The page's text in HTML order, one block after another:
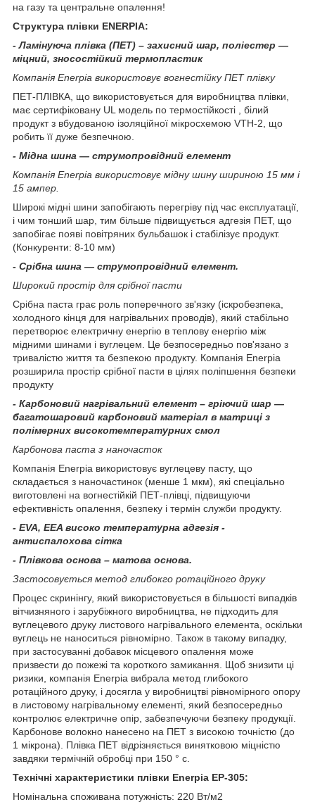
на газу та центральне опалення!
Структура плівки ENERPIA:
-Ламінуюча плівка (ПЕТ) – захисний шар, поліестер ―
міцний, зносостійкий термопластик
Компанія Enerpia використовує вогнестійкуПЕТ плівку
ПЕТ-ПЛІВКА, що використовується для виробництва плівки,
має сертифіковану UL модель по термостійкості , білий
продукт з вбудованою ізоляційної мікросхемою VTH-2, що
робить її дуже безпечною.
- Мідна шина ― струмопровідний елемент
Компанія Enerpia використовує мідну шину шириною 15 мм і
15 ампер.
Широкі мідні шини запобігають перегріву під час експлуатації,
і чим тонший шар, тим більше підвищується адгезія ПЕТ, що
запобігає появі повітряних бульбашок і стабілізує продукт.
(Конкуренти: 8-10 мм)
- Срібна шина ― струмопровідний елемент.
Широкий простір для срібної пасти
Срібна паста грає роль поперечного зв'язку (іскробезпека,
холодного кінця для нагрівальних проводів), який стабільно
перетворює електричну енергію в теплову енергію між
мідними шинами і вуглецем. Це безпосередньо пов'язано з
тривалістю життя та безпекою продукту. Компанія Enerpia
розширила простір срібної пасти в цілях поліпшення безпеки
продукту
- Карбоновий нагрівальний елемент – гріючий шар ―
багатошаровий карбоновий матеріал в матриці з
полімерних високотемпературних смол
Карбонова паста з наночасток
Компанія Enerpia використовує вуглецеву пасту, що
складається з наночастинок (менше 1 мкм), які спеціально
виготовлені на вогнестійкій ПЕТ-плівці, підвищуючи
ефективність опалення, безпеку і термін служби продукту.
- EVA, EEA високо температурна адгезія -
антиспалохова сітка
- Плівкова основа – матова основа.
Застосовується метод глибокго ротаційного друку
Процес скринінгу, який використовується в більшості випадків
вітчизняного і зарубіжного виробництва, не підходить для
вуглецевого друку листового нагрівального елемента, оскільки
вуглець не наноситься рівномірно. Також в такому випадку,
при застосуванні добавок місцевого опалення може
призвести до пожежі та короткого замикання. Щоб знизити ці
ризики, компанія Enerpia вибрала метод глибокого
ротаційного друку, і досягла у виробництві рівномірного опору
в листовому нагрівальному елементі, який безпосередньо
контролює електричне опір, забезпечуючи безпеку продукції.
Карбонове волокно нанесено на ПЕТ з високою точністю (до
1 мікрона). Плівка ПЕТ відрізняється винятковою міцністю
завдяки термічній обробці при 150 ° с.
Технічні характеристики плівки Enerpia EP-305:
Номінальна споживана потужність: 220 Вт/м2